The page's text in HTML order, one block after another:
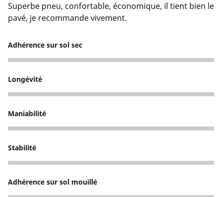
Superbe pneu, confortable, économique, il tient bien le
pavé, je recommande vivement.
Adhérence sur sol sec
5
Longévité
5
Maniabilité
5
Stabilité
5
Adhérence sur sol mouillé